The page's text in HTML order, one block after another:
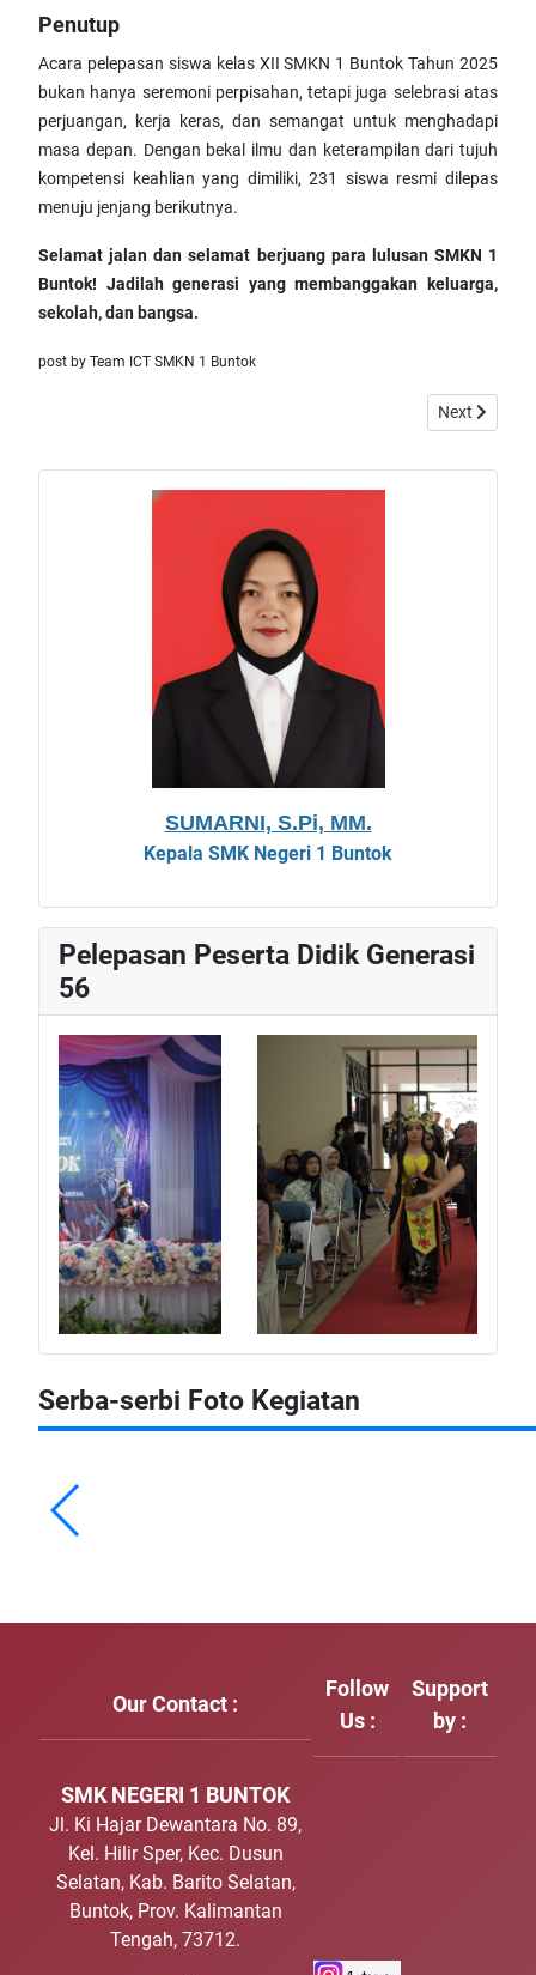
Penutup
Acara pelepasan siswa kelas XII SMKN 1 Buntok Tahun 2025
bukan hanya seremoni perpisahan, tetapi juga selebrasi atas
perjuangan, kerja keras, dan semangat untuk menghadapi
masa depan. Dengan bekal ilmu dan keterampilan dari tujuh
kompetensi keahlian yang dimiliki, 231 siswa resmi dilepas
menuju jenjang berikutnya.
Selamat jalan dan selamat berjuang para lulusan SMKN 1
Buntok! Jadilah generasi yang membanggakan keluarga,
sekolah, dan bangsa.
post by Team ICT SMKN 1 Buntok
Next article:
Next
SUMARNI, S.Pi, MM.
Kepala SMK Negeri 1 Buntok
Pelepasan Peserta Didik Generasi
56
Serba-serbi Foto Kegiatan
Our Contact :
Follow
Us :
Support
by :
SMK NEGERI 1 BUNTOK
Jl. Ki Hajar Dewantara No. 89,
Kel. Hilir Sper, Kec. Dusun
Selatan, Kab. Barito Selatan,
Buntok, Prov. Kalimantan
Tengah, 73712.